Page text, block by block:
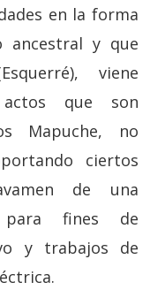
en la forma
ancestral y que
viene
que son
Mapuche, no
ciertos
de una
para fines de
y trabajos de